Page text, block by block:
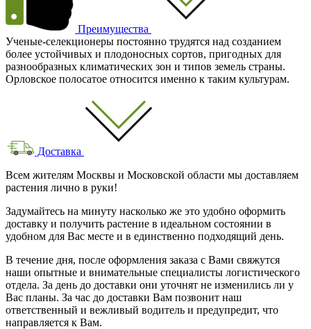
Преимущества
Ученые-селекционеры постоянно трудятся над созданием
более устойчивых и плодоносных сортов, пригодных для
разнообразных климатических зон и типов земель страны.
Орловское полосатое относится именно к таким культурам.
Доставка
Всем жителям Москвы и Московской области мы доставляем
растения лично в руки!
Задумайтесь на минуту насколько же это удобно оформить
доставку и получить растение в идеальном состоянии в
удобном для Вас месте и в единственно подходящий день.
В течение дня, после оформления заказа с Вами свяжутся
наши опытные и внимательные специалисты логистического
отдела. За день до доставки они уточнят не изменились ли у
Вас планы. За час до доставки Вам позвонит наш
ответственный и вежливый водитель и предупредит, что
направляется к Вам.